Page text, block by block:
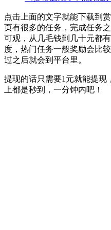
点击上面的文字就能下载到
页有很多的任务，完成任务
可观，从几毛钱到几十元都
度，热门任务一般奖励会比
过之后就会到平台里。
提现的话只需要1元就能提现
上都是秒到，一分钟内吧！